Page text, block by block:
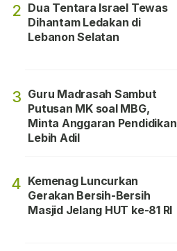
2 Dua Tentara Israel Tewas
Dihantam Ledakan di
Lebanon Selatan
3 Guru Madrasah Sambut
Putusan MK soal MBG,
Minta Anggaran Pendidikan
Lebih Adil
4 Kemenag Luncurkan
Gerakan Bersih-Bersih
Masjid Jelang HUT ke-81 RI